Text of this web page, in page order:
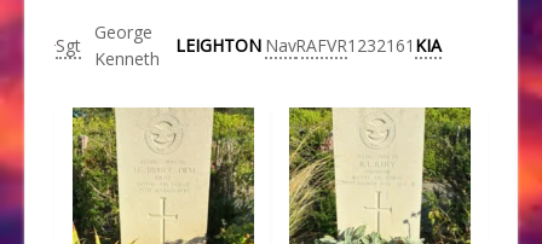
Sgt
George
Kenneth
LEIGHTON NavRAFVR1232161 KIA